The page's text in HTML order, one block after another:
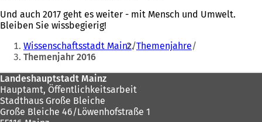
einem
neuen
Und auch 2017 geht es weiter - mit Mensch und Umwelt.
Bleiben Sie wissbegierig!
Sie
befinden
sich
hier:
Wissenschaftsstadt Mainz Themenjahre
Themenjahr 2016
Fußbereich
Landeshauptstadt Mainz
Hauptamt, Öffentlichkeitsarbeit
Stadthaus Große Bleiche
Große Bleiche 46/Löwenhofstraße 1